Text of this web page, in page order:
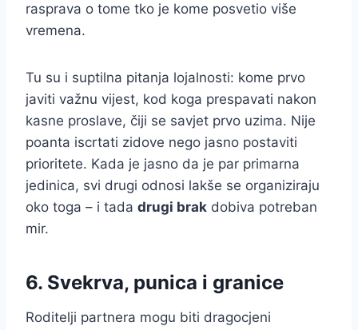
rasprava o tome tko je kome posvetio više
vremena.
Tu su i suptilna pitanja lojalnosti: kome prvo
javiti važnu vijest, kod koga prespavati nakon
kasne proslave, čiji se savjet prvo uzima. Nije
poanta iscrtati zidove nego jasno postaviti
prioritete. Kada je jasno da je par primarna
jedinica, svi drugi odnosi lakše se organiziraju
oko toga – i tada drugi brak dobiva potreban
mir.
6. Svekrva, punica i granice
Roditelji partnera mogu biti dragocjeni